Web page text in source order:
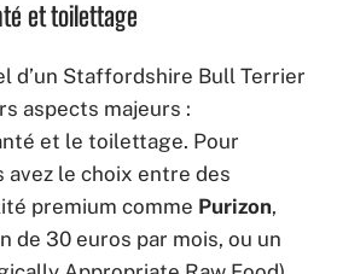
et toilettage
d’un Staffordshire Bull Terrier
aspects majeurs :
et le toilettage. Pour
avez le choix entre des
premium comme Purizon,
de 30 euros par mois, ou un